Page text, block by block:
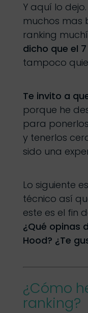
Y aquí lo
muchos mas
ranking
dicho que el
tampoco
Te invito a
porque he
para
y tenerlos
sido una
Lo siguiente
técnico así
este es el fin
¿Qué opinas
Hood? ¿Te
¿Cómo
ranking?